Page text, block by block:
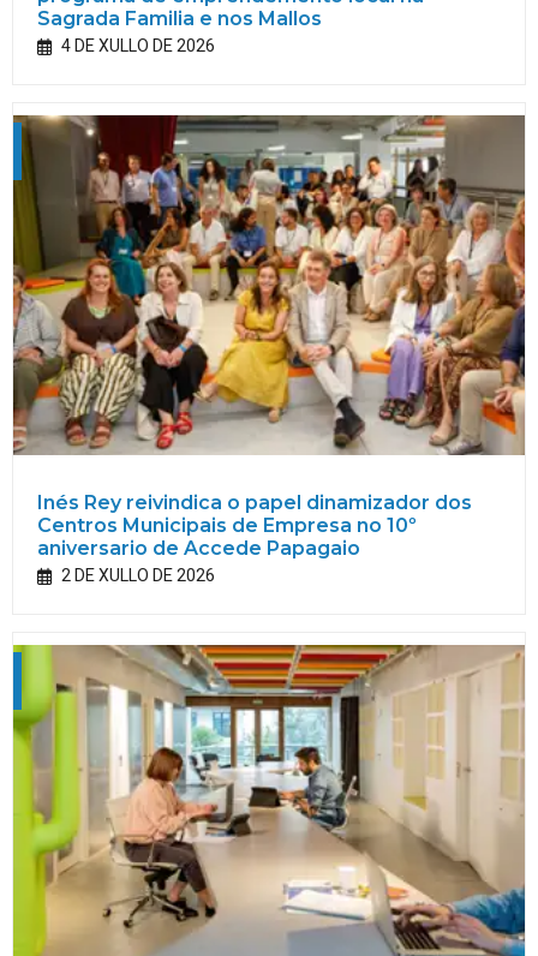
Sagrada Familia e nos Mallos
4 DE XULLO DE 2026
Inés Rey reivindica o papel dinamizador dos
Centros Municipais de Empresa no 10º
aniversario de Accede Papagaio
2 DE XULLO DE 2026